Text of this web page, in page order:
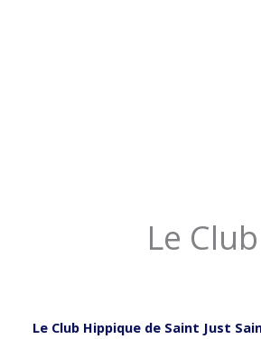
Le Club
Le Club Hippique de Saint Just